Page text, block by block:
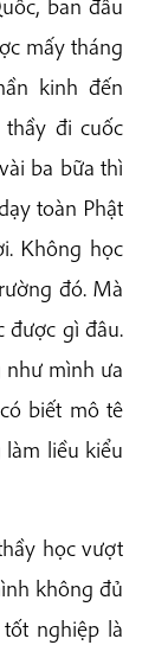
ban đầu
mấy tháng
kinh đến
đi cuốc
ba bữa thì
toàn Phật
Không học
đó. Mà
được gì đâu.
như mình ưa
biết mô tê
làm liều kiểu
học vượt
không đủ
nghiệp là